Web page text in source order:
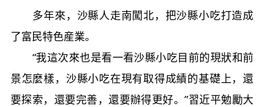
多年來，沙縣人走南闖北，把沙縣小吃打造成
了富民特色産業。
“我這次來也是看一看沙縣小吃目前的現狀和前
景怎麼樣，沙縣小吃在現有取得成績的基礎上，還
要探索，還要完善，還要辦得更好。”習近平勉勵大